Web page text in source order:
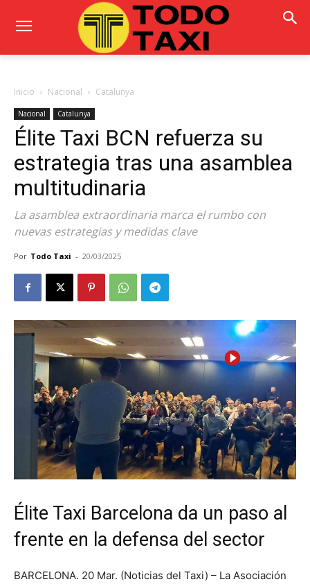
Inicio Nacional Catalunya
Nacional Catalunya
Élite Taxi BCN refuerza su
estrategia tras una asamblea
multitudinaria
La asamblea extraordinaria marca el rumbo con
nuevas estrategias y medidas clave
Por Todo Taxi - 20/03/2025
Élite Taxi Barcelona da un paso al
frente en la defensa del sector
BARCELONA. 20 Mar. (Noticias del Taxi) – La Asociación